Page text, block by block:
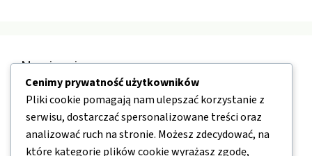
Nawigacja
O nas
Kontakt
Mapa strony
Cenimy prywatność użytkowników
Pliki cookie pomagają nam ulepszać korzystanie z
serwisu, dostarczać spersonalizowane treści oraz
analizować ruch na stronie. Możesz zdecydować, na
które kategorie plików cookie wyrażasz zgodę,